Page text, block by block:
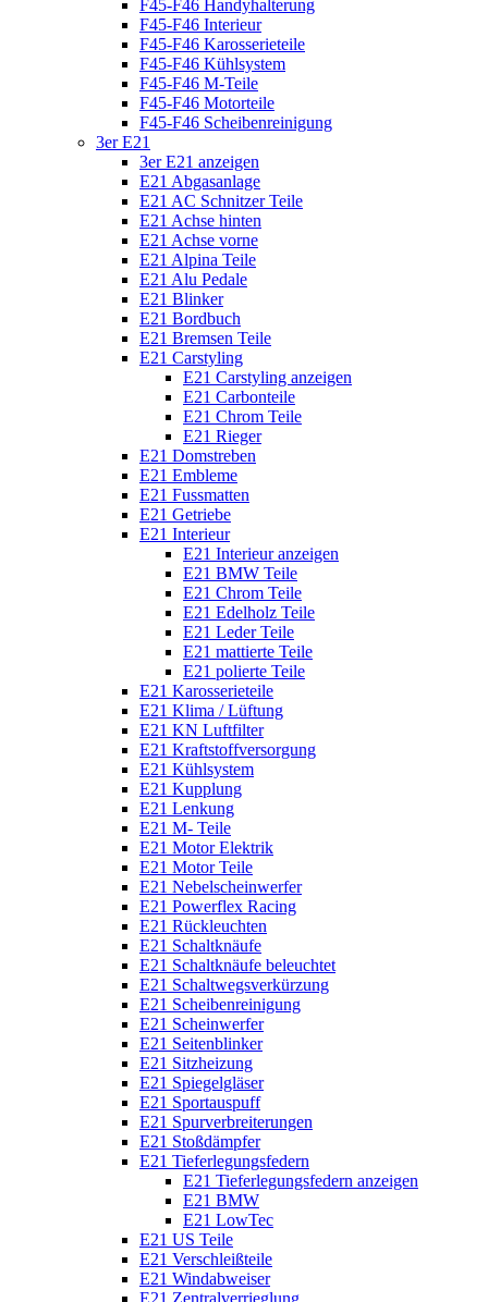
F45-F46 Handyhalterung
F45-F46 Interieur
F45-F46 Karosserieteile
F45-F46 Kühlsystem
F45-F46 M-Teile
F45-F46 Motorteile
F45-F46 Scheibenreinigung
3er E21
3er E21 anzeigen
E21 Abgasanlage
E21 AC Schnitzer Teile
E21 Achse hinten
E21 Achse vorne
E21 Alpina Teile
E21 Alu Pedale
E21 Blinker
E21 Bordbuch
E21 Bremsen Teile
E21 Carstyling
E21 Carstyling anzeigen
E21 Carbonteile
E21 Chrom Teile
E21 Rieger
E21 Domstreben
E21 Embleme
E21 Fussmatten
E21 Getriebe
E21 Interieur
E21 Interieur anzeigen
E21 BMW Teile
E21 Chrom Teile
E21 Edelholz Teile
E21 Leder Teile
E21 mattierte Teile
E21 polierte Teile
E21 Karosserieteile
E21 Klima / Lüftung
E21 KN Luftfilter
E21 Kraftstoffversorgung
E21 Kühlsystem
E21 Kupplung
E21 Lenkung
E21 M- Teile
E21 Motor Elektrik
E21 Motor Teile
E21 Nebelscheinwerfer
E21 Powerflex Racing
E21 Rückleuchten
E21 Schaltknäufe
E21 Schaltknäufe beleuchtet
E21 Schaltwegsverkürzung
E21 Scheibenreinigung
E21 Scheinwerfer
E21 Seitenblinker
E21 Sitzheizung
E21 Spiegelgläser
E21 Sportauspuff
E21 Spurverbreiterungen
E21 Stoßdämpfer
E21 Tieferlegungsfedern
E21 Tieferlegungsfedern anzeigen
E21 BMW
E21 LowTec
E21 US Teile
E21 Verschleißteile
E21 Windabweiser
E21 Zentralverrieglung